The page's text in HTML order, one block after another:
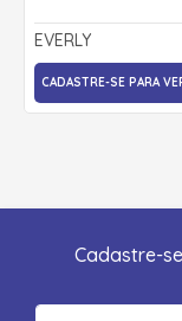
EVERLY
CADASTRE-SE PARA
Cadastre-